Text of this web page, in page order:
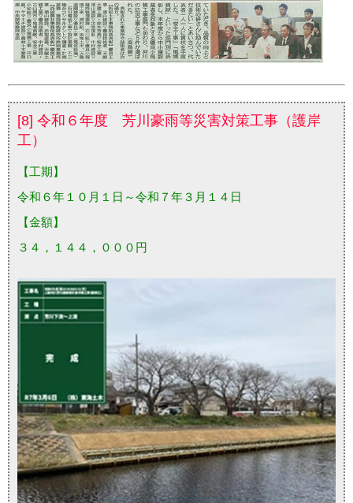
[8] 令和６年度 芳川豪雨等災害対策工事（護岸
工）
【工期】
令和６年１０月１日～令和７年３月１４日
【金額】
３４，１４４，０００円